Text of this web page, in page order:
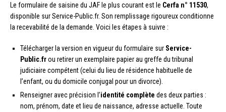
Le formulaire de saisine du JAF le plus courant est le Cerfa n° 11530,
disponible sur Service-Public.fr. Son remplissage rigoureux conditionne
la recevabilité de la demande. Voici les étapes à suivre :
Télécharger la version en vigueur du formulaire sur Service-
Public.frou retirer un exemplaire papier au greffe du tribunal
judiciaire compétent (celui du lieu de résidence habituelle de
l’enfant, ou du domicile conjugal pour un divorce).
Renseigner avec précision l’identité complète des deux parties :
nom, prénom, date et lieu de naissance, adresse actuelle. Toute